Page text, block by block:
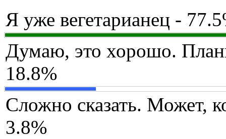
Я уже вегетарианец -
Думаю, это хорошо.
18.8%
Сложно сказать. Может,
3.8%